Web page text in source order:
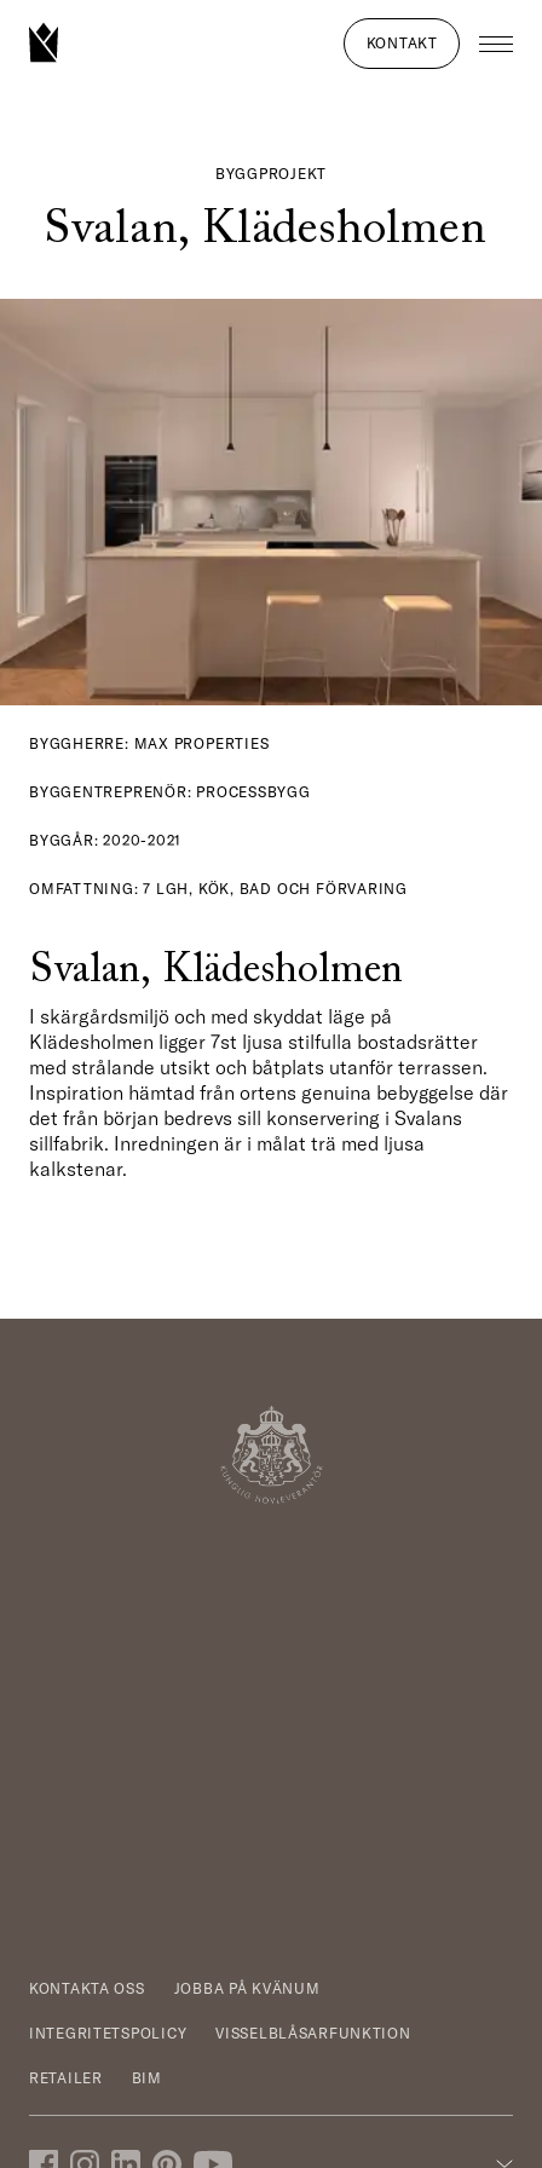
KONTAKT
BYGGPROJEKT
Svalan, Klädesholmen
BYGGHERRE: MAX PROPERTIES
BYGGENTREPRENÖR: PROCESSBYGG
BYGGÅR: 2020-2021
OMFATTNING: 7 LGH, KÖK, BAD OCH FÖRVARING
Svalan, Klädesholmen
I skärgårdsmiljö och med skyddat läge på
Klädesholmen ligger 7st ljusa stilfulla bostadsrätter
med strålande utsikt och båtplats utanför terrassen.
Inspiration hämtad från ortens genuina bebyggelse där
det från början bedrevs sill konservering i Svalans
sillfabrik. Inredningen är i målat trä med ljusa
kalkstenar.
KONTAKTA OSS JOBBA PÅ KVÄNUM
INTEGRITETSPOLICY VISSELBLÅSARFUNKTION
RETAILER BIM